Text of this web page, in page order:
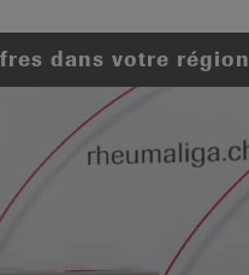
dans votre région